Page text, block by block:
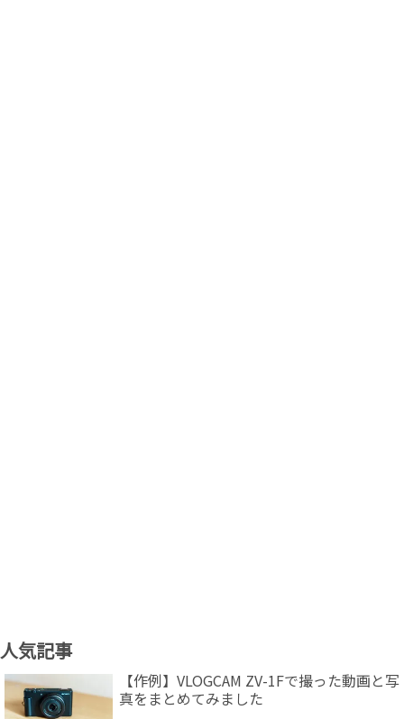
人気記事
【作例】VLOGCAM ZV-1Fで撮った動画と写
真をまとめてみました